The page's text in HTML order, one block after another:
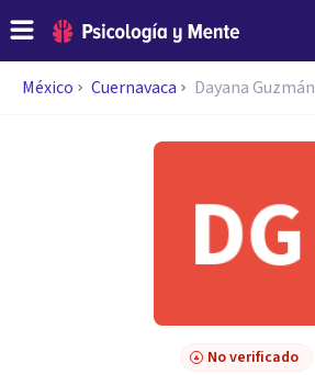
México Cuernavaca Dayana Guzmán
No verificado